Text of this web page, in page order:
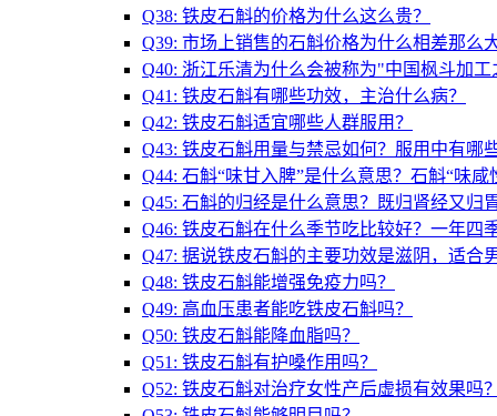
Q38: 铁皮石斛的价格为什么这么贵？
Q39: 市场上销售的石斛价格为什么相差那么
Q40: 浙江乐清为什么会被称为"中国枫斗加
Q41: 铁皮石斛有哪些功效，主治什么病？
Q42: 铁皮石斛适宜哪些人群服用？
Q43: 铁皮石斛用量与禁忌如何？服用中有哪
Q44: 石斛“味甘入脾”是什么意思？石斛“味
Q45: 石斛的归经是什么意思？既归肾经又归
Q46: 铁皮石斛在什么季节吃比较好？一年四
Q47: 据说铁皮石斛的主要功效是滋阴，适合
Q48: 铁皮石斛能增强免疫力吗？
Q49: 高血压患者能吃铁皮石斛吗？
Q50: 铁皮石斛能降血脂吗？
Q51: 铁皮石斛有护嗓作用吗？
Q52: 铁皮石斛对治疗女性产后虚损有效果吗